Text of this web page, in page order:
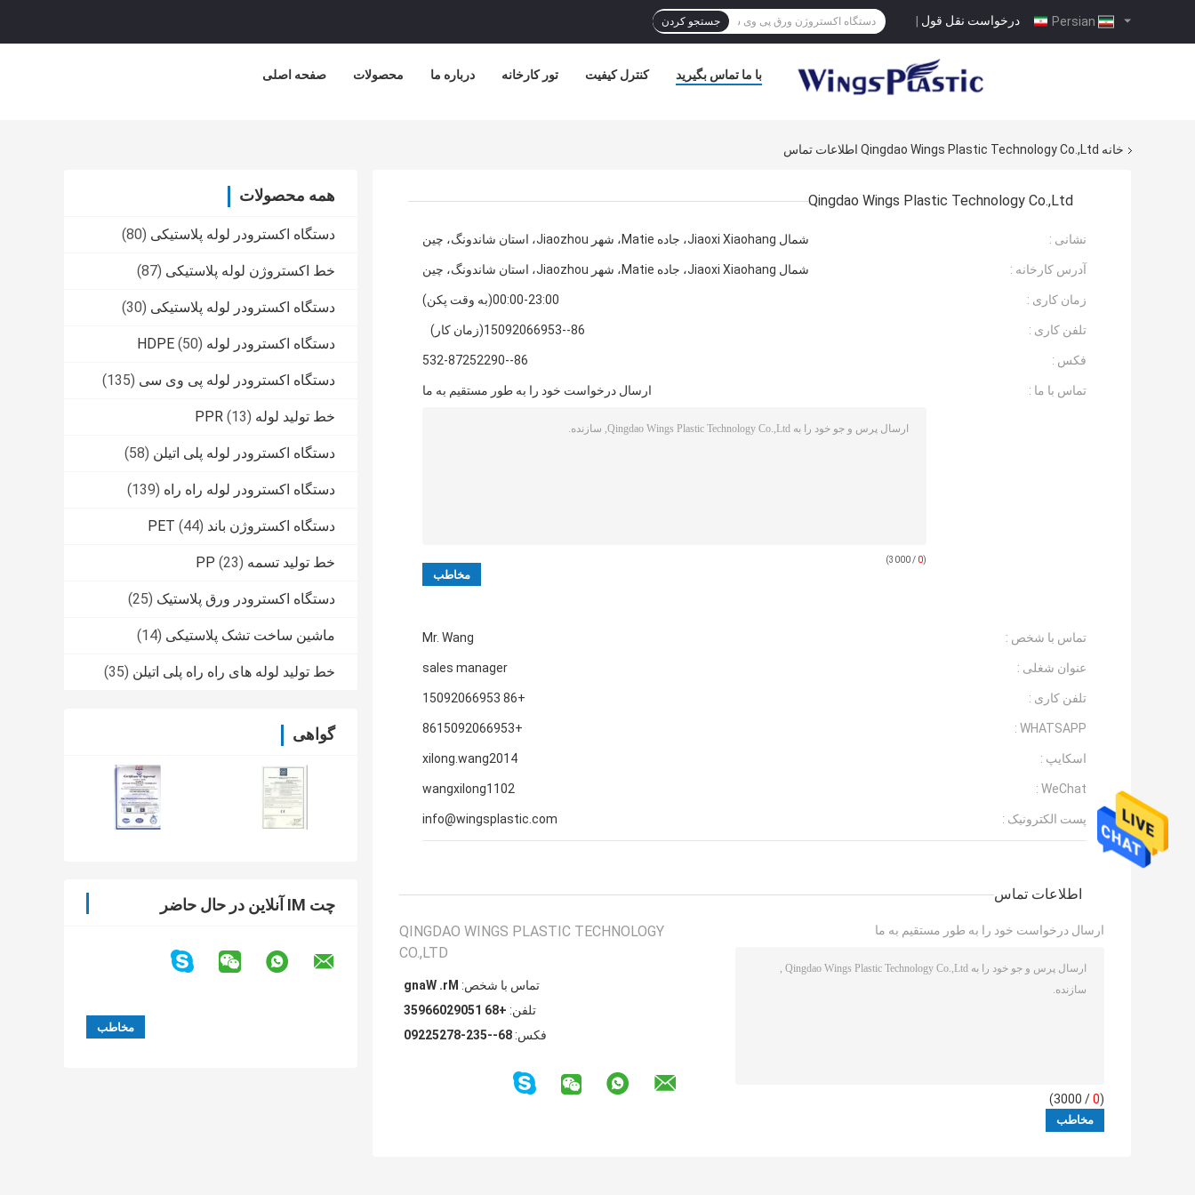
درخواست نقل قول | جستجو کردن
صفحه اصلی محصولات درباره ما تور کارخانه کنترل کیفیت با ما تماس بگیرید
خانه Qingdao Wings Plastic Technology Co.,Ltd اطلاعات تماس
همه محصولات
دستگاه اکسترودر لوله پلاستیکی (80)
خط اکستروژن لوله پلاستیکی (87)
دستگاه اکسترودر لوله پلاستیکی (30)
دستگاه اکسترودر لوله HDPE (50)
دستگاه اکسترودر لوله پی وی سی (135)
خط تولید لوله PPR (13)
دستگاه اکسترودر لوله پلی اتیلن (58)
دستگاه اکسترودر لوله راه راه (139)
دستگاه اکستروژن باند PET (44)
خط تولید تسمه PP (23)
دستگاه اکسترودر ورق پلاستیک (25)
ماشین ساخت تشک پلاستیکی (14)
خط تولید لوله های راه راه پلی اتیلن (35)
گواهی
چت IM آنلاین در حال حاضر
Qingdao Wings Plastic Technology Co.,Ltd
نشانی : شمال Jiaoxi Xiaohang، جاده Matie، شهر Jiaozhou، استان شاندونگ، چین
آدرس کارخانه : شمال Jiaoxi Xiaohang، جاده Matie، شهر Jiaozhou، استان شاندونگ، چین
زمان کاری : 00:00-23:00(به وقت پکن)
تلفن کاری : 86--15092066953(زمان کار)
فکس : 86--532-87252290
تماس با ما : ارسال درخواست خود را به طور مستقیم به ما
(
0
/ 3000)
تماس با شخص : Mr. Wang
عنوان شغلی : sales manager
تلفن کاری : +86 15092066953
WHATSAPP :
+8615092066953
اسکایپ : xilong.wang2014
WeChat :
wangxilong1102
پست الکترونیک : info@wingsplastic.com
اطلاعات تماس
QINGDAO WINGS PLASTIC TECHNOLOGY
CO.,LTD
تماس با شخص: Mr. Wang
تلفن: +86 15092066953
فکس: 86--532-87252290
ارسال درخواست خود را به طور مستقیم به ما
(
0
/ 3000)